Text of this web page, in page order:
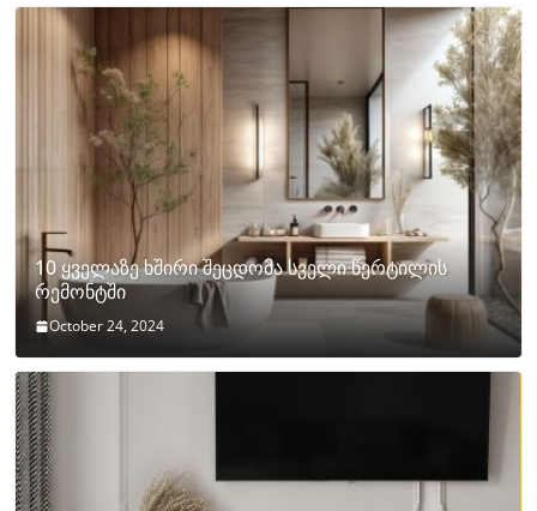
10 ყველაზე ხშირი შეცდომა სველი წერტილის
რემონტში
October 24, 2024